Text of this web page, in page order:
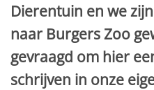
Dierentuin en we
naar Burgers Zoo
gevraagd om hier
schrijven in onze